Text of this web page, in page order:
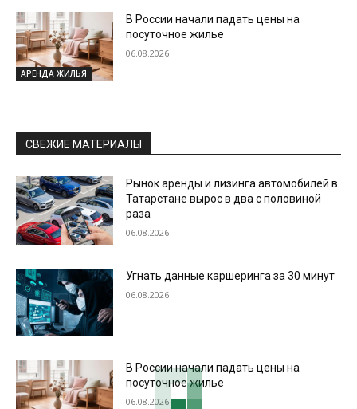
АРЕНДА ЖИЛЬЯ
В России начали падать цены на
посуточное жилье
06.08.2026
СВЕЖИЕ МАТЕРИАЛЫ
Рынок аренды и лизинга автомобилей в
Татарстане вырос в два с половиной
раза
06.08.2026
Угнать данные каршеринга за 30 минут
06.08.2026
В России начали падать цены на
посуточное жилье
06.08.2026